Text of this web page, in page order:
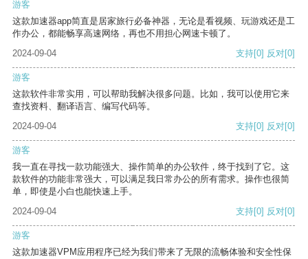
游客
这款加速器app简直是居家旅行必备神器，无论是看视频、玩游戏还是工
作办公，都能畅享高速网络，再也不用担心网速卡顿了。
2024-09-04
支持[0] 反对[0]
游客
这款软件非常实用，可以帮助我解决很多问题。比如，我可以使用它来
查找资料、翻译语言、编写代码等。
2024-09-04
支持[0] 反对[0]
游客
我一直在寻找一款功能强大、操作简单的办公软件，终于找到了它。这
款软件的功能非常强大，可以满足我日常办公的所有需求。操作也很简
单，即使是小白也能快速上手。
2024-09-04
支持[0] 反对[0]
游客
这款加速器VPM应用程序已经为我们带来了无限的流畅体验和安全性保